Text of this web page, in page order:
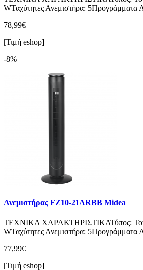
WΤαχύτητες Ανεμιστήρα: 5Προγράμματα
78,99€
[Τιμή eshop]
-8%
Ανεμιστήρας FZ10-21ΑRBB Midea
ΤΕΧΝΙΚΑ ΧΑΡΑΚΤΗΡΙΣΤΙΚΑΤύπος:
WΤαχύτητες Ανεμιστήρα: 5Προγράμματα
77,99€
[Τιμή eshop]